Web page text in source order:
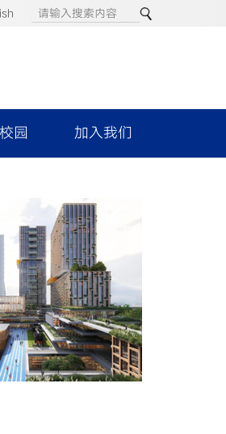
园 加入我们